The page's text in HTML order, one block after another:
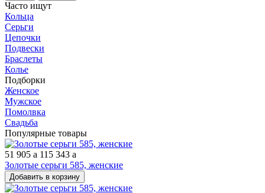
Часто ищут
Кольца
Серьги
Цепочки
Подвески
Браслеты
Колье
Подборки
Женское
Мужское
Помолвка
Свадьба
Популярные товары
51 905 a 115 343 a
Золотые серьги 585, женские
Добавить в корзину